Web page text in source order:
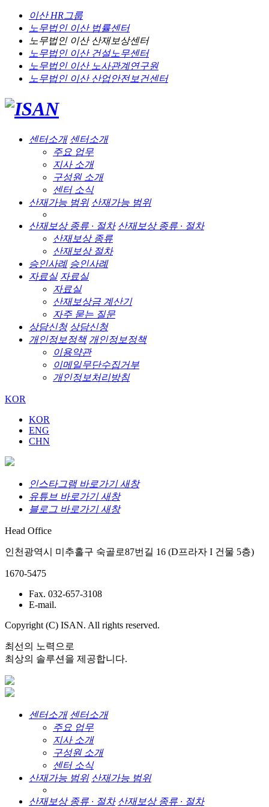
이산 HR그룹
노무법인 이산법률센터
노무법인 이산산재보상센터
노무법인 이산건설노무센터
노무법인 이산노사관계연구원
노무법인 이산산업안전보건센터
센터소개 센터소개
주요 업무
지사 소개
구성원 소개
센터 소식
산재가능 범위 산재가능 범위
산재보상 종류 · 절차 산재보상 종류 · 절차
산재보상 종류
산재보상 절차
승인사례 승인사례
자료실 자료실
자료실
산재보상금 계산기
자주 묻는 질문
상담신청 상담신청
개인정보정책 개인정보정책
이용약관
이메일무단수집거부
개인정보처리방침
KOR
KOR
ENG
CHN
인스타그램 바로가기 새창
유튜브 바로가기 새창
블로그 바로가기 새창
Head Office
인천광역시 미추홀구 숙골로87번길 16 (D프라자 I 건물 5층)
1670-5475
Fax. 032-657-3108
E-mail.
Copyright (C) ISAN. All rights reserved.
최선의 노력으로
최상의 솔루션을 제공합니다.
센터소개 센터소개
주요 업무
지사 소개
구성원 소개
센터 소식
산재가능 범위 산재가능 범위
산재보상 종류 · 절차 산재보상 종류 · 절차